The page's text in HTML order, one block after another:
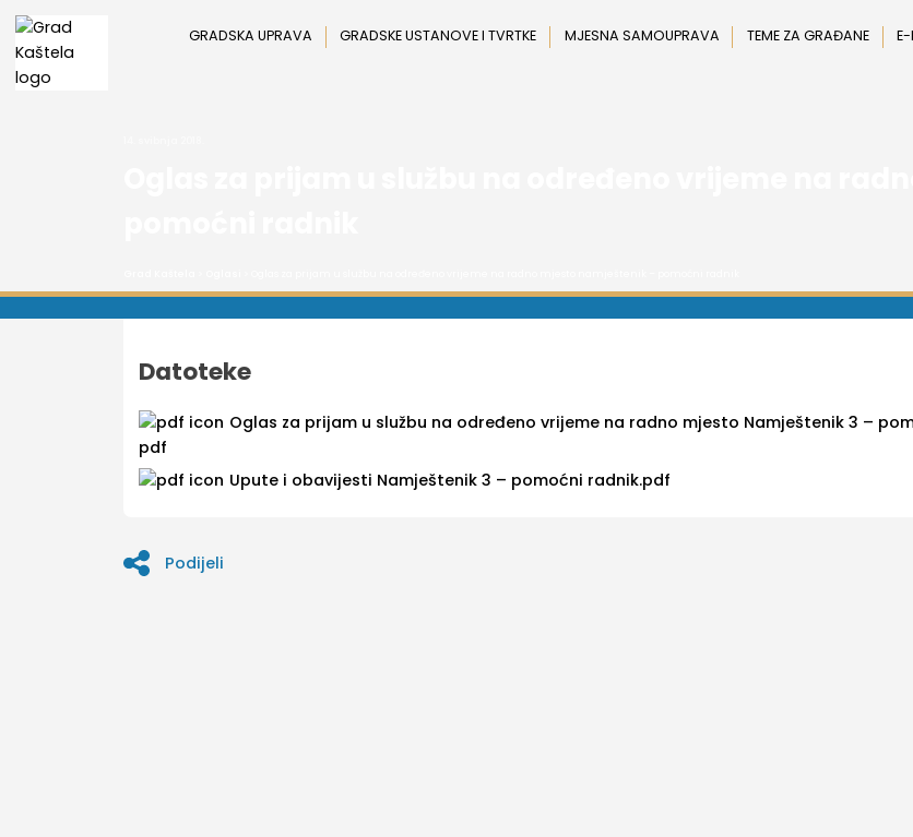
Preskoči
na
sadržaj
GRADSKA UPRAVA GRADSKE USTANOVE I TVRTKE MJESNA SAMOUPRAVA TEME ZA GRAĐANE E-
Datoteke
Oglas za prijam u službu na određeno vrijeme na radno mjesto Namještenik 3 –
pdf
Upute i obavijesti Namještenik 3 – pomoćni radnik.pdf
Podijeli